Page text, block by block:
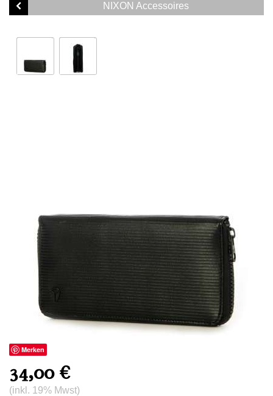
NIXON Accessoires
Merken
34,00 €
(inkl. 19% Mwst)